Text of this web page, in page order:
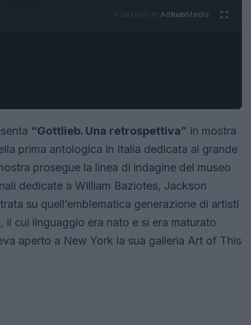
AdhubMedia
“Gottlieb. Una retrospettiva” in mostra
prima antologica in Italia dedicata al grande
prosegue la linea di indagine del museo
dedicate a William Baziotes, Jackson
su quell’emblematica generazione di artisti
cui linguaggio era nato e si era maturato
aperto a New York la sua galleria Art of This